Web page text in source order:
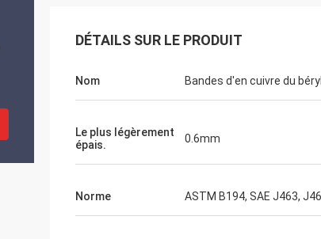
DÉTAILS SUR LE PRODUIT
Nom Bandes d'en cuivre du
Le plus légèrement
épais.
0.6mm
Norme ASTM B194, SAE J463,